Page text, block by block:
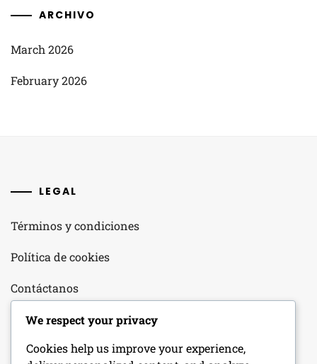
ARCHIVO
March 2026
February 2026
LEGAL
Términos y condiciones
Política de cookies
Contáctanos
Nuestra historia
Tu privacidad
We respect your privacy
Cookies help us improve your experience,